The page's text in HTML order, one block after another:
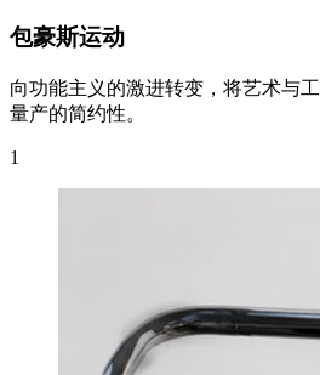
包豪斯运动
向功能主义的激进转变，将艺术与
量产的简约性。
1